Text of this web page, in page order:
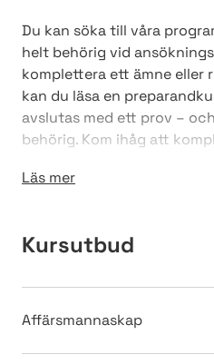
Du kan söka till våra
helt behörig vid
komplettera ett ämne eller
kan du läsa en
avslutas med ett prov –
behörig. Kom ihåg att
Läs mer
Kursutbud
Affärsmannaskap